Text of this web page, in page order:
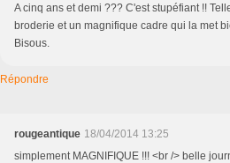
A cinq ans et demi ??? C'est stupéfiant !!
broderie et un magnifique cadre qui la met
Bisous.
Répondre
rougeantique 18/04/2014 13:25
simplement MAGNIFIQUE !!! <br /> belle